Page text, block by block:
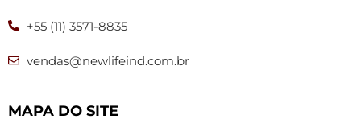
+55 (11) 3571-8835
vendas@newlifeind.com.br
MAPA DO SITE